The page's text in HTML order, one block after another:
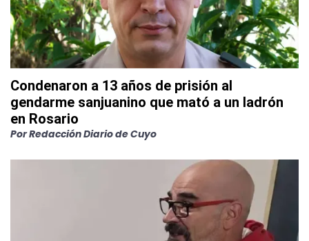
Condenaron a 13 años de prisión al
gendarme sanjuanino que mató a un ladrón
en Rosario
PorRedacción Diario de Cuyo